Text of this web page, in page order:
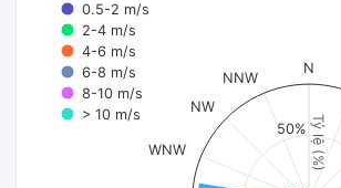
Tỷ lệ (%)
0.5-2 m/s
2-4 m/s
4-6 m/s
6-8 m/s
8-10 m/s
> 10 m/s
N
WNW
NW
NNW
50%